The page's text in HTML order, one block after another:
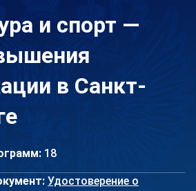
и спорт —
в Санкт-
18
Удостоверение о